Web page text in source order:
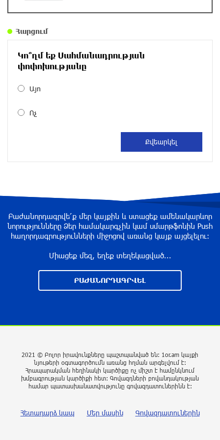
եթե ԱՄՆ-ն ընդունի հանրապետության
պայմանները
մեկ ժամ առաջ
Դմիտրի Մեդվեդև. Արևմուտքի
մեկ ժամ առաջ
Եղանակը առաջիկա 5 օրերին
2 ժամ առաջ
Ռուսաստանի հետ սահմանը
զինվшծ ուժերի դուրսբերման․ Իշխան
Սաղաթելյան
2 ժամ առաջ
վարորդին
Հարցում
Կո՞ղմ եք Սահմանադրության
փոփոխությանը
Այո
Ոչ
Բաժանորդագրվե՛ք մեր կայքին և ստացեք ամենակարևոր
նորությունները Ձեր համակարգչին կամ սմարթֆոնին Push
հաղորդագրությունների միջոցով առանց կայք այցելելու։
Միացեք մեզ, եղեք տեղեկացված...
ԲԱԺԱՆՈՐԴԱԳՐՎԵԼ
2021 © Բոլոր իրավունքները պաշտպանված են: 1or.am կայքի
նյութերի օգտագործումն առանց հղման արգելվում է:
Հրապարակման հեղինակի կարծիքը ոչ միշտ է համընկնում
խմբագրության կարծիքի հետ: Գովազդների բովանդակության
համար պատասխանատվությունը գովազդատուներինն է:
Հետադարձ կապ Մեր մասին Գովազդատուներին